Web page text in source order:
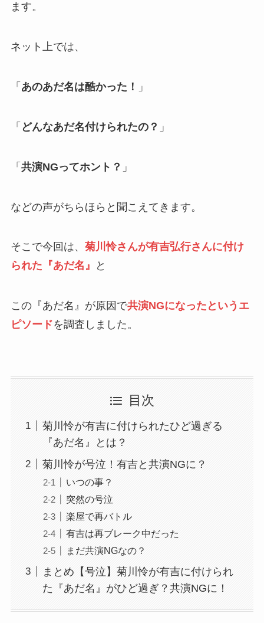
ます。
ネット上では、
「 あのあだ名は酷かった！ 」
「 どんなあだ名付けられたの？ 」
「 共演NGってホント？ 」
などの声がちらほらと聞こえてきます。
そこで今回は、 菊川怜さんが有吉弘行さんに付け
られた『あだ名』
と
この『あだ名』が原因で共演NGになったというエ
ピソードを調査しました。
目次
菊川怜が有吉に付けられたひど過ぎる
『あだ名』とは？
菊川怜が号泣！有吉と共演NGに？
いつの事？
突然の号泣
楽屋で再バトル
有吉は再ブレーク中だった
まだ共演NGなの？
まとめ【号泣】菊川怜が有吉に付けられ
た『あだ名』がひど過ぎ？共演NGに！